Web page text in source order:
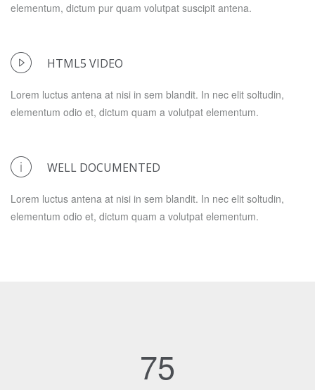
elementum, dictum pur quam volutpat suscipit antena.
HTML5 VIDEO
Lorem luctus antena at nisi in sem blandit. In nec elit soltudin,
elementum odio et, dictum quam a volutpat elementum.
WELL DOCUMENTED
Lorem luctus antena at nisi in sem blandit. In nec elit soltudin,
elementum odio et, dictum quam a volutpat elementum.
75